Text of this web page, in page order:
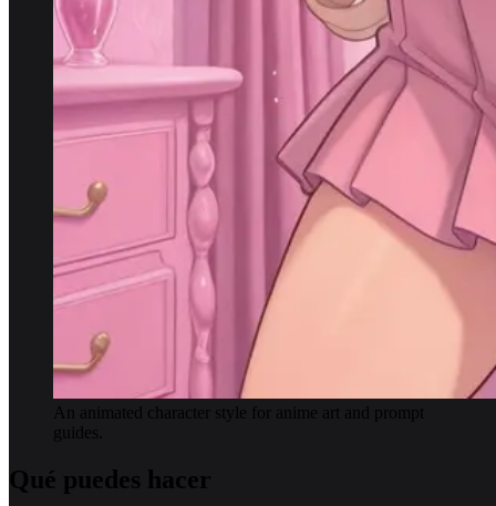
An animated character style for anime art and prompt
guides.
Qué puedes hacer